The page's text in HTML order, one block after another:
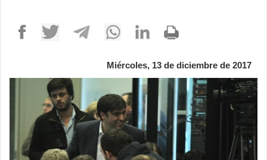
Miércoles, 13 de diciembre de 2017